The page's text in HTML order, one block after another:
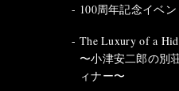
100周年記念イベン
The Luxury of a
〜小津安二郎の別
ィナー〜